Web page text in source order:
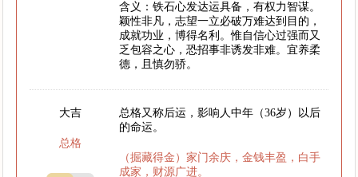
含义：铁石心发达运具备，有权力智谋。
颖性非凡，志望一立必破万难达到目的，
成就功业，博得名利。惟自信心过强而又
乏包容之心，恐招事非诱发非难。宜养柔
德，且慎勿骄。
大吉
总格
总格又称后运，影响人中年（36岁）以后
的命运。
（掘藏得金）家门余庆，金钱丰盈，白手
成家，财源广进。